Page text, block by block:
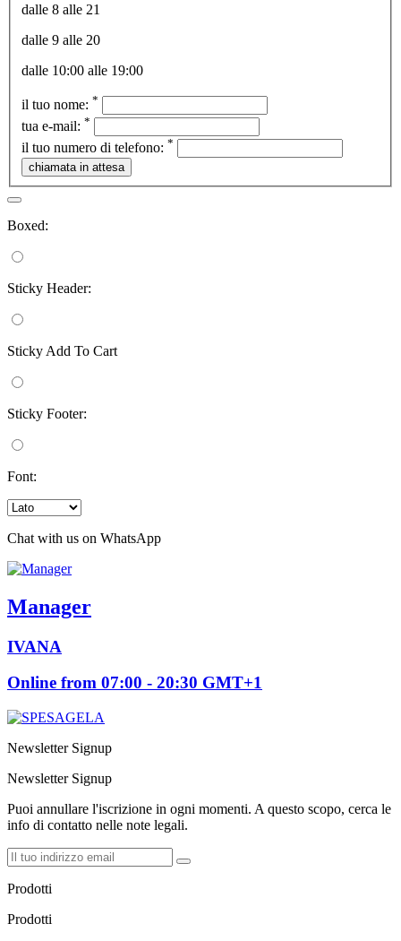
dalle 8 alle 21
dalle 9 alle 20
dalle 10:00 alle 19:00
il tuo nome: *
tua e-mail: *
il tuo numero di telefono: *
Boxed:
Sticky Header:
Sticky Add To Cart
Sticky Footer:
Font:
Chat with us on WhatsApp
Manager
IVANA
Online from 07:00 - 20:30 GMT+1
Newsletter Signup
Newsletter Signup
Puoi annullare l'iscrizione in ogni momenti. A questo scopo, cerca le
info di contatto nelle note legali.
Prodotti
Prodotti